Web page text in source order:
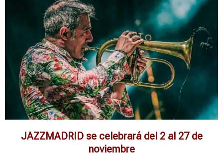
JAZZMADRID se celebrará del 2 al 27 de
noviembre